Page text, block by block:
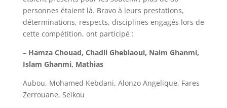
personnes étaient là. Bravo à leurs prestations,
déterminations, respects, disciplines engagés lors de
cette compétition, ont participé :
– Hamza Chouad, Chadli Gheblaoui, Naim Ghanmi,
Islam Ghanmi, Mathias
Aubou, Mohamed Kebdani, Alonzo Angelique, Fares
Zerrouane, Seikou